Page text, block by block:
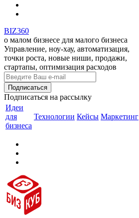
BIZ360
о малом бизнесе для малого бизнеса
Управление, ноу-хау, автоматизация,
точки роста, новые ниши, продажи,
стартапы, оптимизация расходов
Подписаться на рассылку
Идеи
для
бизнеса
Технологии Кейсы Маркетинг